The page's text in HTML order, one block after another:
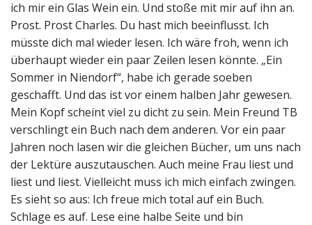
ich mir ein Glas Wein ein. Und stoße mit mir auf ihn an.
Prost. Prost Charles. Du hast mich beeinflusst. Ich
müsste dich mal wieder lesen. Ich wäre froh, wenn ich
überhaupt wieder ein paar Zeilen lesen könnte. „Ein
Sommer in Niendorf“, habe ich gerade soeben
geschafft. Und das ist vor einem halben Jahr gewesen.
Mein Kopf scheint viel zu dicht zu sein. Mein Freund TB
verschlingt ein Buch nach dem anderen. Vor ein paar
Jahren noch lasen wir die gleichen Bücher, um uns nach
der Lektüre auszutauschen. Auch meine Frau liest und
liest und liest. Vielleicht muss ich mich einfach zwingen.
Es sieht so aus: Ich freue mich total auf ein Buch.
Schlage es auf. Lese eine halbe Seite und bin